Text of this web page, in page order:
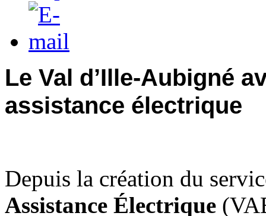
Le Val d’Ille-Aubigné
assistance électrique
Depuis la création du
Assistance Électrique